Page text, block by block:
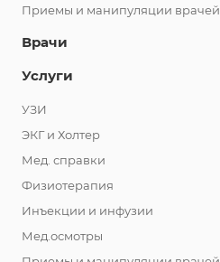
Приемы и манипуляции врачей
Врачи
Услуги
УЗИ
ЭКГ и Холтер
Мед. справки
Физиотерапия
Инъекции и инфузии
Мед.осмотры